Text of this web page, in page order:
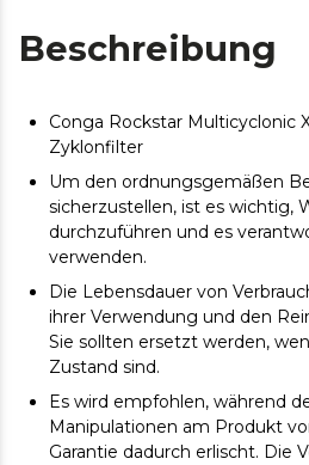
Beschreibung
Conga Rockstar Multicyclonic
Zyklonfilter
Um den ordnungsgemäßen
sicherzustellen, ist es wichtig,
durchzuführen und es
verwenden.
Die Lebensdauer von
ihrer Verwendung und den
Sie sollten ersetzt werden,
Zustand sind.
Es wird empfohlen, während
Manipulationen am Produkt
Garantie dadurch erlischt. Die